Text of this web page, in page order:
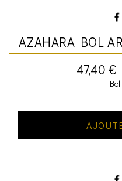
AZAHARA BOL
47,40 €